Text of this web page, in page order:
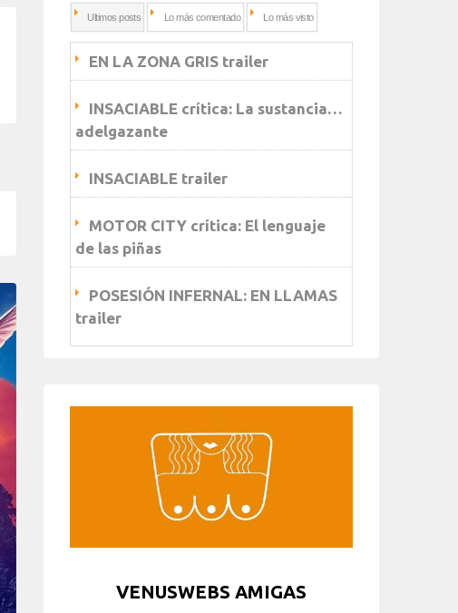
Ultimos posts Lo más comentado Lo más visto
EN LA ZONA GRIS trailer
INSACIABLE crítica: La sustancia…
adelgazante
INSACIABLE trailer
MOTOR CITY crítica: El lenguaje
de las piñas
POSESIÓN INFERNAL: EN LLAMAS
trailer
VENUSWEBS AMIGAS